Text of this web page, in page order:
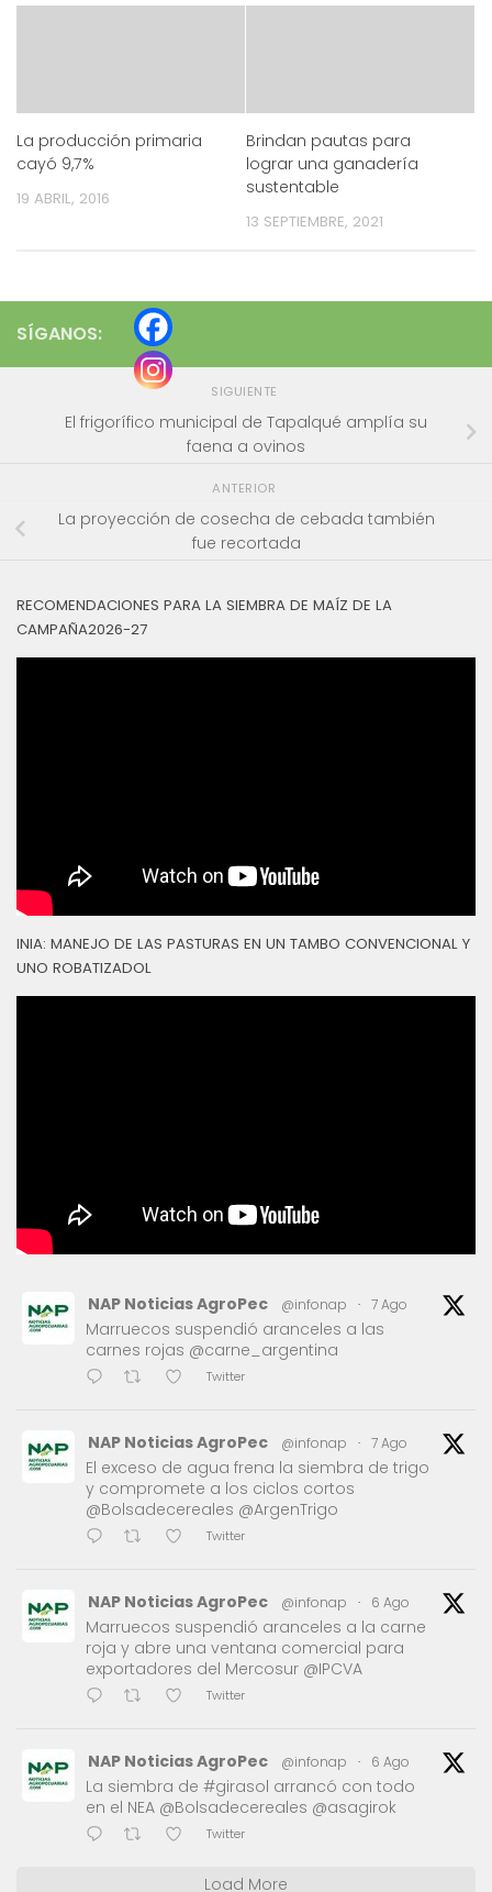
La producción primaria
cayó 9,7%
19 ABRIL, 2016
Brindan pautas para
lograr una ganadería
sustentable
13 SEPTIEMBRE, 2021
SÍGANOS:
SIGUIENTE
El frigorífico municipal de Tapalqué amplía su
faena a ovinos
ANTERIOR
La proyección de cosecha de cebada también
fue recortada
RECOMENDACIONES PARA LA SIEMBRA DE MAÍZ DE LA
CAMPAÑA2026-27
INIA: MANEJO DE LAS PASTURAS EN UN TAMBO CONVENCIONAL Y
UNO ROBATIZADOL
NAP Noticias AgroPec @infonap · 7 Ago
Marruecos suspendió aranceles a las
carnes rojas @carne_argentina
Twitter
NAP Noticias AgroPec @infonap · 7 Ago
El exceso de agua frena la siembra de trigo
y compromete a los ciclos cortos
@Bolsadecereales @ArgenTrigo
Twitter
NAP Noticias AgroPec @infonap · 6 Ago
Marruecos suspendió aranceles a la carne
roja y abre una ventana comercial para
exportadores del Mercosur @IPCVA
Twitter
NAP Noticias AgroPec @infonap · 6 Ago
La siembra de #girasol arrancó con todo
en el NEA @Bolsadecereales @asagirok
Twitter
Load More